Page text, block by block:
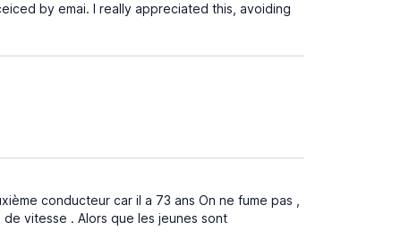
by emai. I really appreciated this, avoiding
conducteur car il a 73 ans On ne fume pas ,
vitesse . Alors que les jeunes sont